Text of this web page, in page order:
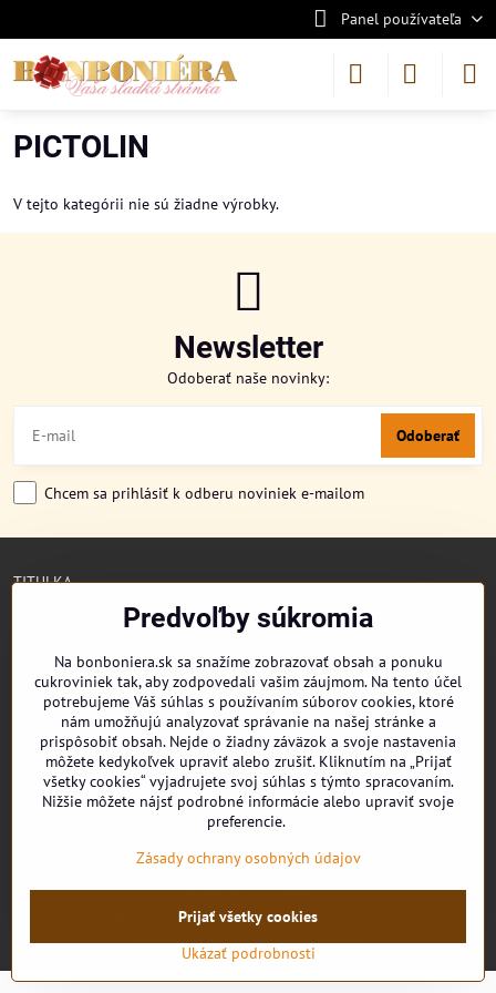
Panel používateľa
PICTOLIN
V tejto kategórii nie sú žiadne výrobky.
Newsletter
Odoberať naše novinky:
Odoberať
Chcem sa prihlásiť k odberu noviniek e-mailom
TITULKA
DORUČENIE OBJEDNÁVKY
REKLAMAČNÉ PODMIENKY
OBCHODNÉ PODMIENKY
KONTAKT
Facebook
©2026Copyright
Predvoľby súkromiaZásady ochrany osobných údajov
Vytvorené pomocou:BiznisWeb.sk
Predvoľby súkromia
Na bonboniera.sk sa snažíme zobrazovať obsah a ponuku
cukroviniek tak, aby zodpovedali vašim záujmom. Na tento účel
potrebujeme Váš súhlas s používaním súborov cookies, ktoré
nám umožňujú analyzovať správanie na našej stránke a
prispôsobiť obsah. Nejde o žiadny záväzok a svoje nastavenia
môžete kedykoľvek upraviť alebo zrušiť. Kliknutím na „Prijať
všetky cookies“ vyjadrujete svoj súhlas s týmto spracovaním.
Nižšie môžete nájsť podrobné informácie alebo upraviť svoje
preferencie.
Zásady ochrany osobných údajov
Ukázať podrobnosti
Prijať všetky cookies